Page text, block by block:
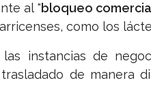
al "bloqueo
como los
instancias de
de manera